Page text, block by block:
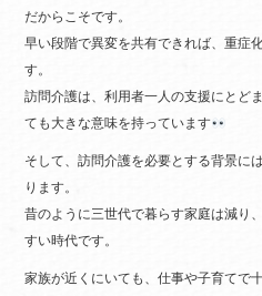
だからこそです。
早い段階で異変を共有できれば、重症
す。
訪問介護は、利用者一人の支援にとど
ても大きな意味を持っています
そして、訪問介護を必要とする背景に
ります。
昔のように三世代で暮らす家庭は減り
すい時代です。
家族が近くにいても、仕事や子育てで